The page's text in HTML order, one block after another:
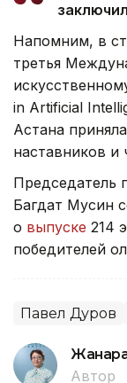
Напомним, в
третья
in Artificial
Астана
наставников и
Председатель
Багдат Мусин
о выпуске 214
победителей
Павел Дуров
Автор